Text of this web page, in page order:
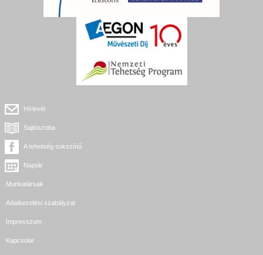
Hírlevél
Sajtószoba
A tehetség sokszínű
Naptár
Munkatársak
Adatkezelési szabályzat
Impresszum
Kapcsolat